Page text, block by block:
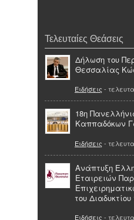
Τελευταίες Θεάσεις
Δήλωση του
Θεσσαλίας
Ειδήσεις -
18η
Καππαδόκων
Ειδήσεις -
Ανάπτυξη
Εταιρειών
του
Ειδήσεις -